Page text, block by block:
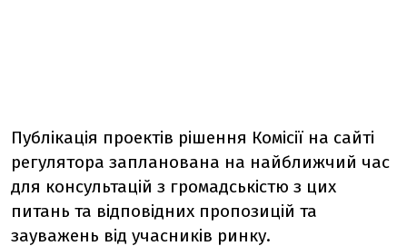
Публікація проектів рішення Комісії на сайті
регулятора запланована на найближчий час
для консультацій з громадськістю з цих
питань та відповідних пропозицій та
зауважень від учасників ринку.